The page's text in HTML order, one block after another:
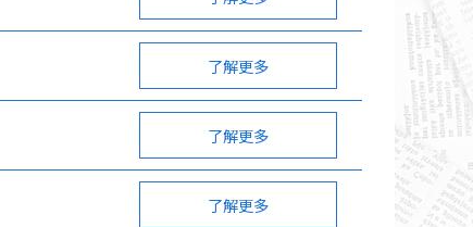
了解更多
了解更多
了解更多